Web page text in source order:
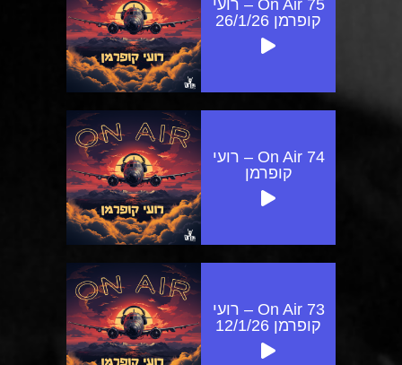
On Air 75 – רועי
קופרמן 26/1/26
On Air 74 – רועי
קופרמן
On Air 73 – רועי
קופרמן 12/1/26